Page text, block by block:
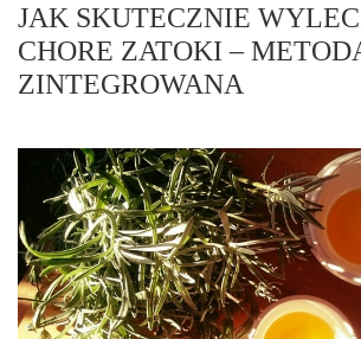
JAK SKUTECZNIE
CHORE ZATOKI –
ZINTEGROWANA